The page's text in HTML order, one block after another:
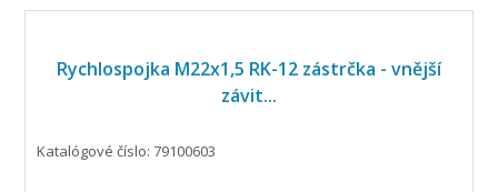
Rychlospojka M22x1,5 RK-12 zástrčka - vnější
závit...
Katalógové číslo: 79100603